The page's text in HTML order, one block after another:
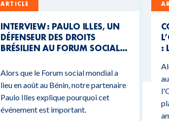
ARTICLE
INTERVIEW : PAULO ILLES, UN
DÉFENSEUR DES DROITS
BRÉSILIEN AU FORUM SOCIAL
Alors que le Forum social mondial a
lieu en août au Bénin, notre partenaire
Paulo Illes explique pourquoi cet
événement est important.
: